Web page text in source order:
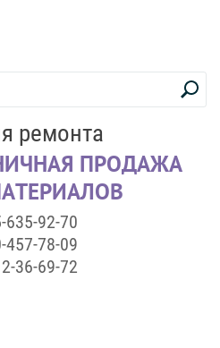
ремонта
ПРОДАЖА
635-92-70
457-78-09
36-69-72